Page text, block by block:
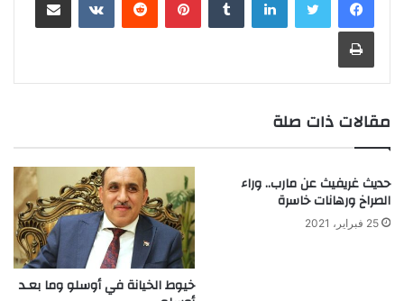
مقالات ذات صلة
حديث غريفيث عن مارب.. وراء
الصراخ ورهانات خاسرة
25 فبراير، 2021
خيوط الخيانة في أوسلو وما بعـد